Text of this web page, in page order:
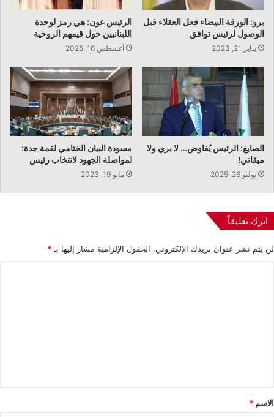
برو: الورقة البيضاء فعل العقلاء قبل
الوصول لرئيس توافق
يناير 21, 2023
الرئيس عون: هي رمز لوحدة
اللبنانيين حول قيمهم الروحية
أغسطس 16, 2025
الصايغ: الرئيس يُفاوض… لا بري ولا
ميقاتي!
يوليو 26, 2025
مسودة البيان الختامي لقمة جدة:
لمواصلة الجهود لانتخاب رئيس
مايو 19, 2023
اترك تعليقاً
لن يتم نشر عنوان بريدك الإلكتروني. الحقول الإلزامية مشار إليها بـ *
*
الاسم *